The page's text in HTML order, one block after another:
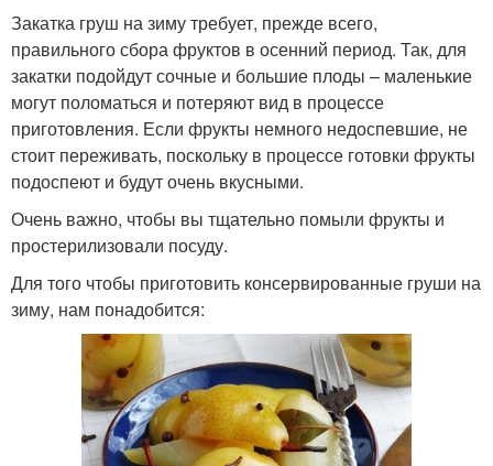
Яблоки на зиму Грибов на зиму
Груши без
стерилизации
Груши в собственном
Груша в собственном
соку
Закатка груш на зиму требует, прежде всего,
правильного сбора фруктов в осенний период. Так, для
закатки подойдут сочные и большие плоды – маленькие
могут поломаться и потеряют вид в процессе
приготовления. Если фрукты немного недоспевшие, не
стоит переживать, поскольку в процессе готовки фрукты
подоспеют и будут очень вкусными.
Очень важно, чтобы вы тщательно помыли фрукты и
простерилизовали посуду.
Для того чтобы приготовить консервированные груши на
зиму, нам понадобится: